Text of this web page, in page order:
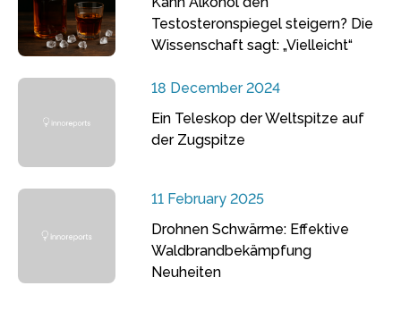
Testosteronspiegel steigern? Die
Wissenschaft sagt: „Vielleicht“
18 December 2024
Ein Teleskop der Weltspitze auf
der Zugspitze
11 February 2025
Drohnen Schwärme: Effektive
Waldbrandbekämpfung
Neuheiten